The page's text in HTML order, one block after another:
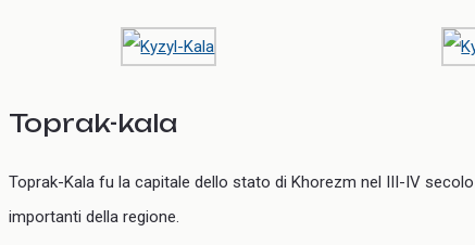
Toprak-kala
Toprak-Kala fu la capitale dello stato di Khorezm nel III-IV
importanti della regione.